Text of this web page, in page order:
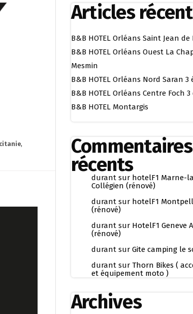
,
Articles
B&B HOTEL Orléans Saint Jean de
B&B HOTEL Orléans Ouest La
Mesmin
B&B HOTEL Orléans Nord Saran 3
B&B HOTEL Orléans Centre Foch
B&B HOTEL Montargis
Commentaires
récents
durant sur hotelF1 Marne-
Collégien (rénové)
durant sur hotelF1
(rénové)
durant sur HotelF1 Geneve
(rénové)
durant sur Gite camping le
durant sur Thorn Bikes (
et équipement moto )
Archives